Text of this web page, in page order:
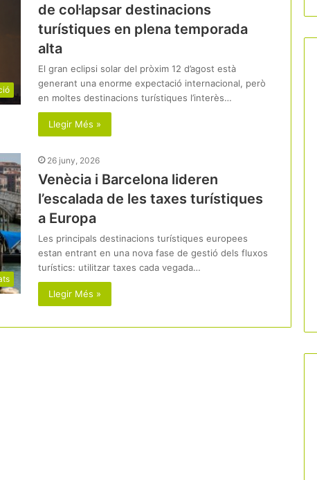
de col·lapsar destinacions
turístiques en plena temporada
alta
El gran eclipsi solar del pròxim 12 d’agost està
generant una enorme expectació internacional, però
en moltes destinacions turístiques l’interès…
Llegir Més »
26 juny, 2026
Venècia i Barcelona lideren
l’escalada de les taxes turístiques
a Europa
Les principals destinacions turístiques europees
estan entrant en una nova fase de gestió dels fluxos
turístics: utilitzar taxes cada vegada…
Llegir Més »